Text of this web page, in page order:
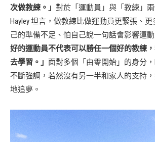
次做教練。」 對於「運動員」與「教練」
Hayley 坦言，做教練比做運動員更緊張、
己的準備不足、怕自己說一句話會影響運動
好的運動員不代表可以勝任一個好的教練
去學習。」 面對多個「由零開始」的身分，
不斷強調，若然沒有另一半和家人的支持
地追夢。